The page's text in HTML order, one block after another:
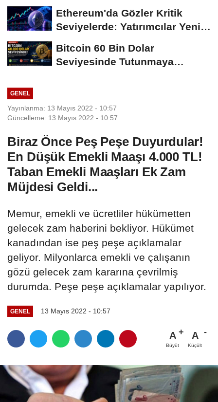
Ethereum'da Gözler Kritik
Seviyelerde: Yatırımcılar Yeni
Bitcoin 60 Bin Dolar
Seviyesinde Tutunmaya
GENEL
Yayınlanma: 13 Mayıs 2022 - 10:57
Güncelleme: 13 Mayıs 2022 - 10:57
Biraz Önce Peş Peşe Duyurdular!
En Düşük Emekli Maaşı 4.000 TL!
Taban Emekli Maaşları Ek Zam
Müjdesi Geldi...
Memur, emekli ve ücretliler hükümetten
gelecek zam haberini bekliyor. Hükümet
kanadından ise peş peşe açıklamalar
geliyor. Milyonlarca emekli ve çalışanın
gözü gelecek zam kararına çevrilmiş
durumda. Peşe peşe açıklamalar yapılıyor.
GENEL 13 Mayıs 2022 - 10:57
A
Büyüt
A
Küçült